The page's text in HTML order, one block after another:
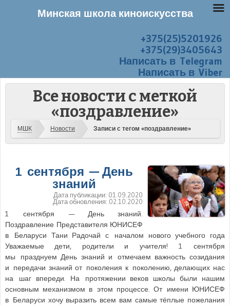
+375(25)5201926
+375(29)3405643
Написать в Telegram
Написать в Viber
Все новости с меткой
«поздравление»
МШК Новости Записи с тегом «поздравление»
1 сентября — День
знаний
Дата публикации: 01.09.2020
Дата обновления: 02.10.2020
1 сентября — День знаний.
Поздравление Представителя ЮНИСЕФ
в Беларуси Тани Радочай с началом нового учебного года
Уважаемые дети, родители и учителя! 1 сентября
мы празднуем День знаний и отмечаем важность созидания
и передачи знаний от поколения к поколению, делающих нас
на шаг впереди. На протяжении веков школы были нашим
основным механизмом в этом процессе. От имени ЮНИСЕФ
в Беларуси хочу выразить всем вам самые тёплые пожелания
Минская школа киноискусства